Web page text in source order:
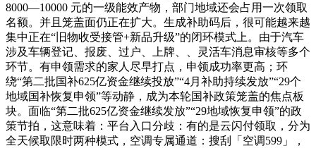
8000—10000 元的一级能效产物，部门地域还会占用一次领取
名额。并且笼盖面仍正在扩大。生成补助码后，很可能越来越
集中正在“旧物收受接管+新品升级”的闭环模式上。由于汽车
涉及车辆登记、报废、过户、上牌、、灵活车消息审核等多个
环节。有申领需求的家人尽早打点，申领成功率更高；环
绕“第二批国补625亿资金继续投放”“4月补助持续发放”“29个
地域国补恢复申领”等动静，成为本轮国补政策笼盖的焦点板
块。面临“第二批625亿资金继续发放”“29地域恢复申领”的政
策节拍，这意味着：平台入口分歧：有的是云闪付领取，分为
全天候取限时两种模式，空调专属通道：搜刮「空调599」，